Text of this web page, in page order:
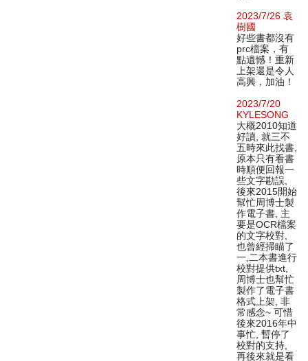
2023/7/26 袁
樹國
好些書都沒有
prc檔案，有
點遺憾！重新
上架還是令人
高興，加油！
2023/7/20
KYLESONG
大概2010知道
好讀, 就三不
五時來此找書,
原本只有看書
時順便回報一
些文字勘誤,
後來2015開始
幫忙周博士製
作電子書, 主
要是OCR檔案
的文字校對,
也曾經掃瞄了
一,二本書進行
校對提供txt,
周博士也幫忙
製作了電子書
格式上架, 非
常感念~ 可惜
後來2016年中
事忙, 暫停了
校對的支持,
再後來就是看